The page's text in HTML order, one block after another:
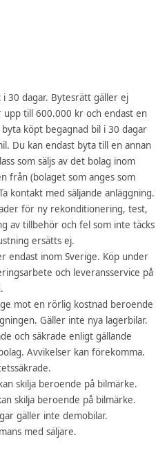
i 30 dagar. Bytesrätt gäller ej
upp till 600.000 kr och endast en
köpt begagnad bil i 30 dagar
Du kan endast byta till en annan
som säljs av det bolag inom
från (bolaget som anges som
kontakt med säljande anläggning.
för ny rekonditionering, test,
av tillbehör och fel som inte täcks
ersätts ej.
endast inom Sverige. Köp under
och leveransservice på
mot en rörlig kostnad beroende
Gäller inte nya lagerbilar.
och säkrade enligt gällande
Avvikelser kan förekomma.
skilja beroende på bilmärke.
skilja beroende på bilmärke.
gäller inte demobilar.
med säljare.